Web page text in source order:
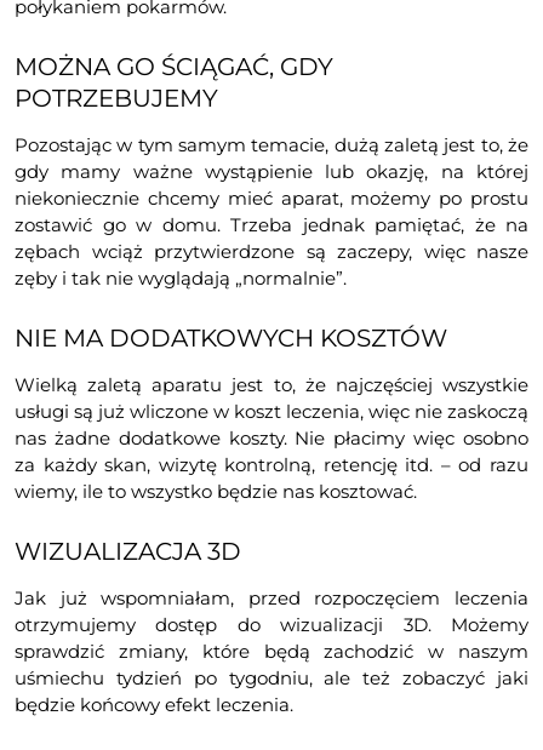
połykaniem pokarmów.
MOŻNA GO ŚCIĄGAĆ, GDY
POTRZEBUJEMY
Pozostając w tym samym temacie, dużą zaletą jest to, że
gdy mamy ważne wystąpienie lub okazję, na której
niekoniecznie chcemy mieć aparat, możemy po prostu
zostawić go w domu. Trzeba jednak pamiętać, że na
zębach wciąż przytwierdzone są zaczepy, więc nasze
zęby i tak nie wyglądają „normalnie”.
NIE MA DODATKOWYCH KOSZTÓW
Wielką zaletą aparatu jest to, że najczęściej wszystkie
usługi są już wliczone w koszt leczenia, więc nie zaskoczą
nas żadne dodatkowe koszty. Nie płacimy więc osobno
za każdy skan, wizytę kontrolną, retencję itd. – od razu
wiemy, ile to wszystko będzie nas kosztować.
WIZUALIZACJA 3D
Jak już wspomniałam, przed rozpoczęciem leczenia
otrzymujemy dostęp do wizualizacji 3D. Możemy
sprawdzić zmiany, które będą zachodzić w naszym
uśmiechu tydzień po tygodniu, ale też zobaczyć jaki
będzie końcowy efekt leczenia.